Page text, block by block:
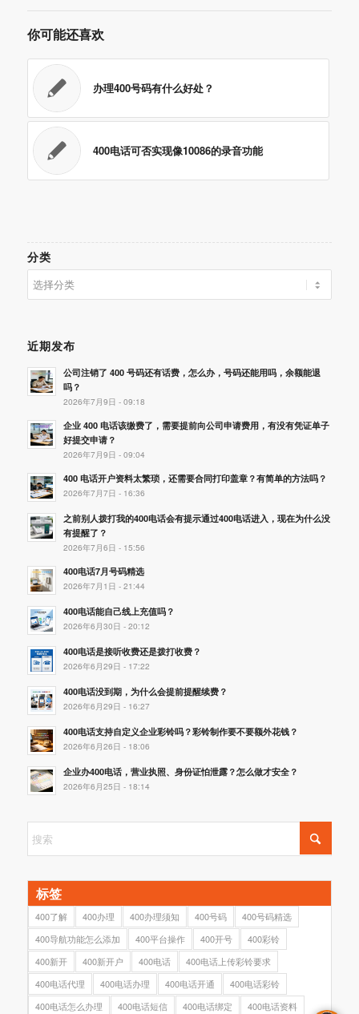
你可能还喜欢
办理400号码有什么好处？
400电话可否实现像10086的录音功能
分类
类
近期发布
公司注销了 400 号码还有话费，怎么办，号码还能用吗，余额能退
吗？
2026年7月9日 - 09:18
企业 400 电话该缴费了，需要提前向公司申请费用，有没有凭证单子
好提交申请？
2026年7月9日 - 09:04
400 电话开户资料太繁琐，还需要合同打印盖章？有简单的方法吗？
2026年7月7日 - 16:36
之前别人拨打我的400电话会有提示通过400电话进入，现在为什么没
有提醒了？
2026年7月6日 - 15:56
400电话7月号码精选
2026年7月1日 - 21:44
400电话能自己线上充值吗？
2026年6月30日 - 20:12
400电话是接听收费还是拨打收费？
2026年6月29日 - 17:22
400电话没到期，为什么会提前提醒续费？
2026年6月29日 - 16:27
400电话支持自定义企业彩铃吗？彩铃制作要不要额外花钱？
2026年6月26日 - 18:06
企业办400电话，营业执照、身份证怕泄露？怎么做才安全？
2026年6月25日 - 18:14
标签
400了解 400办理 400办理须知 400号码
400号码精选
400导航功能怎么添加
400平台操作 400开号
400彩铃
400新开
400新开户 400电话
400电话上传彩铃要求
400电话代理
400电话办理 400电话开通
400电话彩铃
400电话怎么办理
400电话短信 400电话绑定 400电话资料